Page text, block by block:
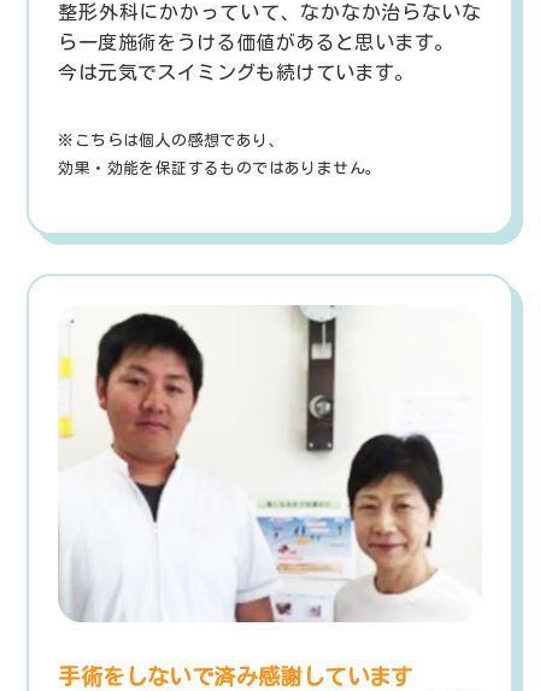
整形外科にかかっていて、なかなか治らないな
ら一度施術をうける価値があると思います。
今は元気でスイミングも続けています。
※こちらは個人の感想であり、
効果・効能を保証するものではありません。
手術をしないで済み感謝しています